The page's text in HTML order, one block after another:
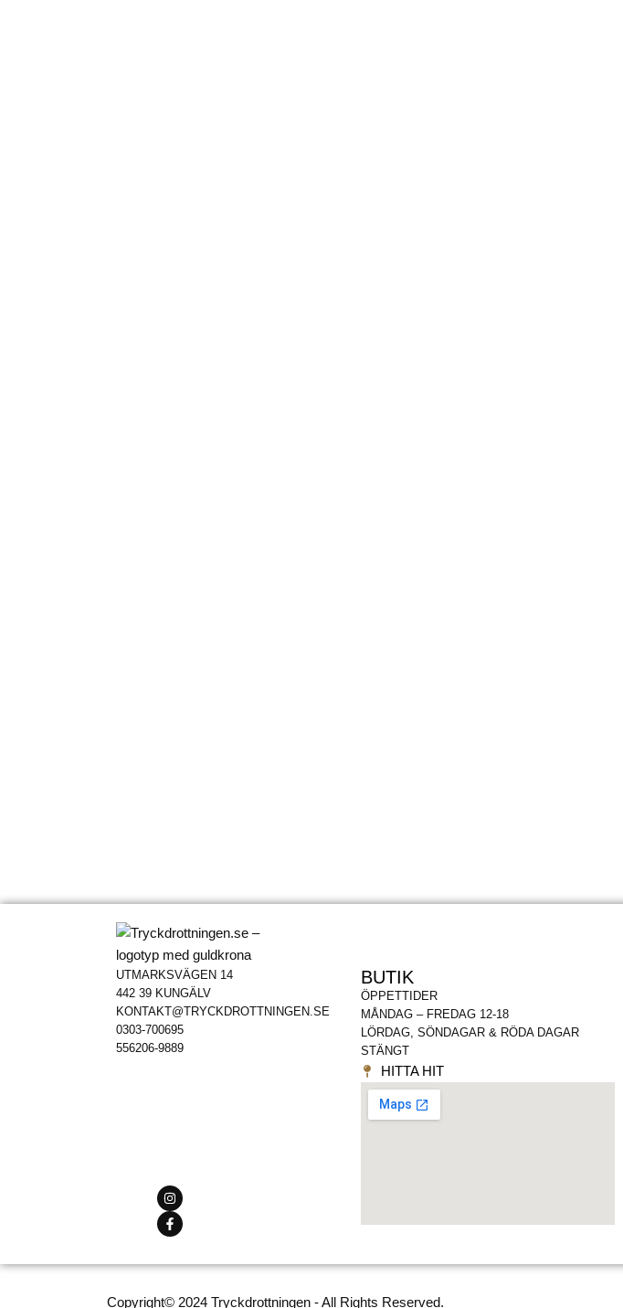
UTMARKSVÄGEN 14
442 39 KUNGÄLV
KONTAKT@TRYCKDROTTNINGEN.SE
0303-700695
556206-9889
BUTIK
ÖPPETTIDER
MÅNDAG – FREDAG 12-18
LÖRDAG, SÖNDAGAR & RÖDA DAGAR
STÄNGT
HITTA HIT
Copyright© 2024 Tryckdrottningen - All Rights Reserved.